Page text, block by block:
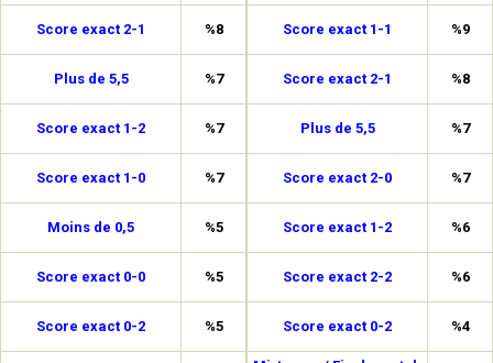
Score exact 2-1 %8
Plus de 5,5 %7
Score exact 1-2 %7
Score exact 1-0 %7
Moins de 0,5 %5
Score exact 0-0 %5
Score exact 0-2 %5
Score exact 1-1 %9
Score exact 2-1 %8
Plus de 5,5 %7
Score exact 2-0 %7
Score exact 1-2 %6
Score exact 2-2 %6
Score exact 0-2 %4